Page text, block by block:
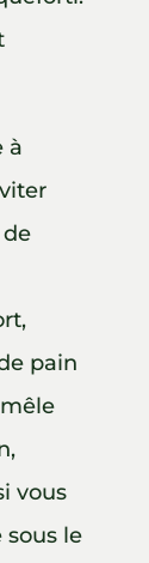
à
pain
vous
le